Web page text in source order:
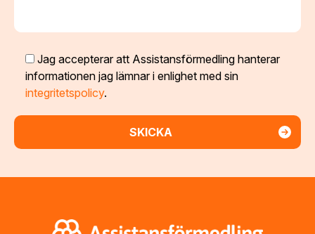
Jag accepterar att Assistansförmedling hanterar
informationen jag lämnar i enlighet med sin
integritetspolicy.